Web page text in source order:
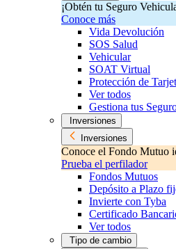
¡Obtén tu Seguro
Conoce más
Vida Devolución
SOS Salud
Vehicular
SOAT Virtual
Protección de
Ver todos
Gestiona tus
Inversiones
Inversiones
Conoce el Fondo Mutuo
Prueba el perfilador
Fondos Mutuos
Depósito a Plazo
Invierte con Tyba
Certificado
Ver todos
Tipo de cambio